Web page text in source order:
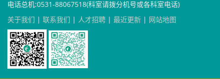
电话总机:0531-88067518(科室请拨分机号或各科室电话)
关于我们 | 联系我们 | 人才招聘 | 最近更新 | 网站地图